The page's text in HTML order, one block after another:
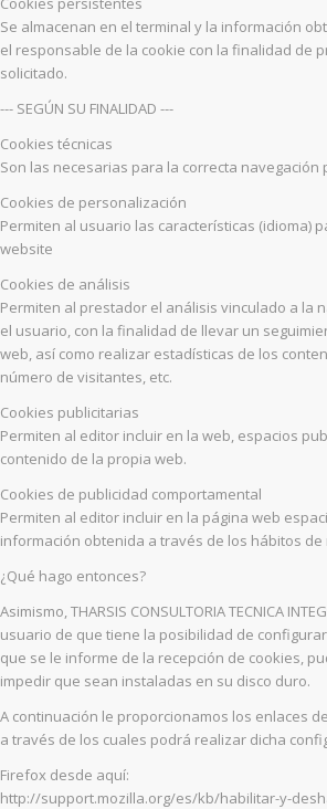
Se almacenan en el terminal y la información
el responsable de la cookie con la finalidad de
solicitado.
--- SEGÚN SU FINALIDAD ---
Cookies técnicas
Son las necesarias para la correcta navegación
Cookies de personalización
Permiten al usuario las características (idioma)
website
Cookies de análisis
Permiten al prestador el análisis vinculado a la
el usuario, con la finalidad de llevar un
web, así como realizar estadísticas de los
número de visitantes, etc.
Cookies publicitarias
Permiten al editor incluir en la web, espacios
contenido de la propia web.
Cookies de publicidad comportamental
Permiten al editor incluir en la página web
información obtenida a través de los hábitos
¿Qué hago entonces?
Asimismo, THARSIS CONSULTORIA TECNICA
usuario de que tiene la posibilidad de
que se le informe de la recepción de cookies,
impedir que sean instaladas en su disco duro.
A continuación le proporcionamos los enlaces
a través de los cuales podrá realizar dicha
Firefox desde aquí:
http://support.mozilla.org/es/kb/habilitar-y-